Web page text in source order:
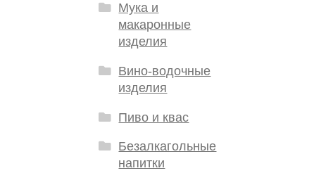
Мука и
макаронные
изделия
Вино-водочные
изделия
Пиво и квас
Безалкагольные
напитки